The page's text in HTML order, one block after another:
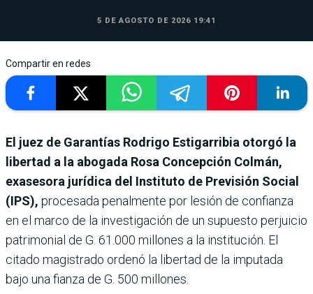
5 DE AGOSTO DE 2026 19:41
Compartir en redes
El juez de Garantías Rodrigo Estigarribia otorgó la
libertad a la abogada Rosa Concepción Colmán,
exasesora jurídica del Instituto de Previsión Social
(IPS), procesada penalmente por lesión de confianza
en el marco de la investigación de un supuesto perjuicio
patrimonial de G. 61.000 millones a la institución. El
citado magistrado ordenó la libertad de la imputada
bajo una fianza de G. 500 millones.